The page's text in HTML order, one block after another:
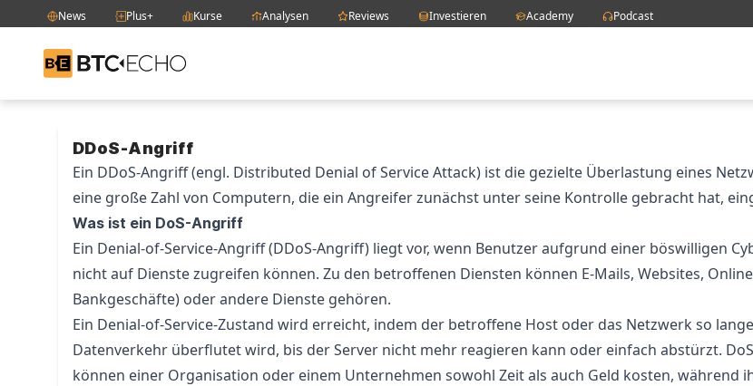
News Plus+ Kurse Analysen Reviews Investieren Academy Podcast
BTC-ECHO
DDoS-Angriff
Ein DDoS-Angriff (engl. Distributed Denial of Service Attack) ist die gezielte Überlastung eines
eine große Zahl von Computern, die ein Angreifer zunächst unter seine Kontrolle gebracht hat,
Was ist ein DoS-Angriff
Ein Denial-of-Service-Angriff (DDoS-Angriff) liegt vor, wenn Benutzer aufgrund einer böswilligen
nicht auf Dienste zugreifen können. Zu den betroffenen Diensten können E-Mails, Websites,
Bankgeschäfte) oder andere Dienste gehören.
Ein Denial-of-Service-Zustand wird erreicht, indem der betroffene Host oder das Netzwerk so
Datenverkehr überflutet wird, bis der Server nicht mehr reagieren kann oder einfach abstürzt.
können einer Organisation oder einem Unternehmen sowohl Zeit als auch Geld kosten, während